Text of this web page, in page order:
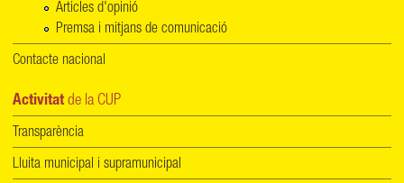
Articles d'opinió
Premsa i mitjans de comunicació
Contacte nacional
Activitat de la CUP
Transparència
Lluita municipal i supramunicipal